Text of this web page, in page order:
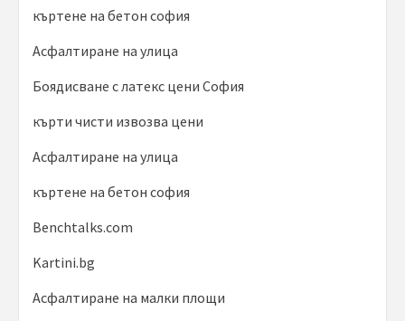
къртене на бетон софия
Асфалтиране на улица
Боядисване с латекс цени София
кърти чисти извозва цени
Асфалтиране на улица
къртене на бетон софия
Benchtalks.com
Kartini.bg
Асфалтиране на малки площи